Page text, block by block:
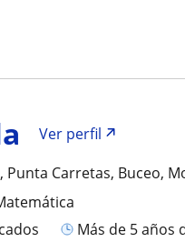
Ver perfil
Punta Carretas, Buceo,
más de 5